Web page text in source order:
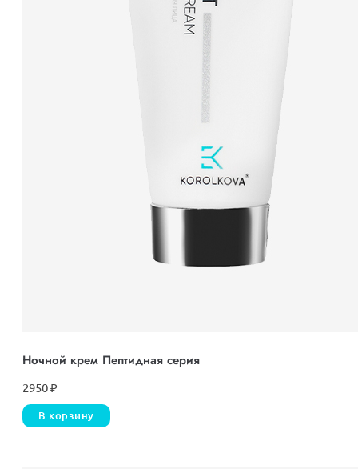
Ночной крем Пептидная серия
2950₽
В корзину